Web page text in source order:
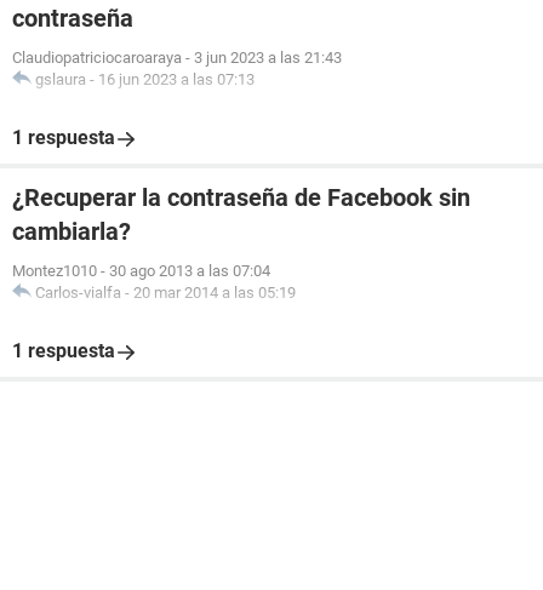
contraseña
Claudiopatriciocaroaraya - 3 jun 2023 a las 21:43
gslaura - 16 jun 2023 a las 07:13
1 respuesta
¿Recuperar la contraseña de Facebook sin
cambiarla?
Montez1010 - 30 ago 2013 a las 07:04
Carlos-vialfa - 20 mar 2014 a las 05:19
1 respuesta